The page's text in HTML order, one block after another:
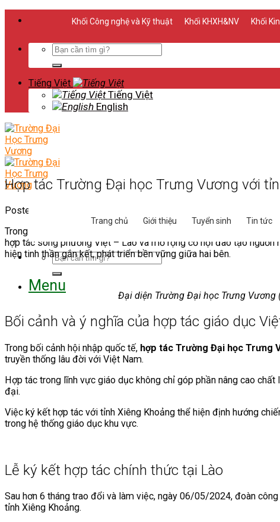
Khối Công nghệ và Kỹ thuật Khối KHXH&NV Khối
Search
Tiếng Việt
Tiếng Việt
English
Trang chủ Giới thiệu Tuyển sinh Tin tức
Search
for:
Menu
Hợp tác Trường Đại học Trưng Vương với
Posted on
Trong chiến lược quốc tế hóa giáo dục,
hợp tác song phương Việt – Lào và mở rộng cơ hội đào tạo
hiện tinh thần gắn kết, phát triển bền vững giữa hai bên.
Đại diện Trường Đại học Trưng Vương
Bối cảnh và ý nghĩa của hợp tác giáo dục
Trong bối cảnh hội nhập quốc tế, hợp tác Trường Đại học Trưng
truyền thống lâu đời với Việt Nam.
Hợp tác trong lĩnh vực giáo dục không chỉ góp phần nâng cao
đại.
Việc ký kết hợp tác với tỉnh Xiêng Khoảng thể hiện định hướng
trong hệ thống giáo dục khu vực.
Lễ ký kết hợp tác chính thức tại Lào
Sau hơn 6 tháng trao đổi và làm việc, ngày 06/05/2024, đoàn
tỉnh Xiêng Khoảng.